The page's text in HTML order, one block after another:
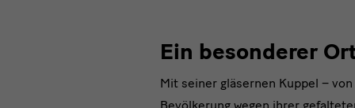
Ein besonderer
Mit seiner gläsernen Kuppel –